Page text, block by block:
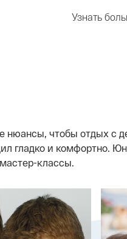
Hotels.
Узнать
нюансы, чтобы отдых с
гладко и комфортно.
классы.